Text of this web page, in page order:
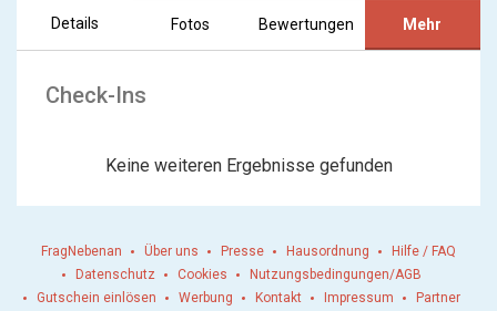
Details Fotos Bewertungen Mehr
Check-Ins
Keine weiteren Ergebnisse gefunden
FragNebenan Über uns Presse Hausordnung
Hilfe / FAQ
Datenschutz
Cookies
Nutzungsbedingungen/AGB
Gutschein einlösen
Werbung Kontakt Impressum Partner